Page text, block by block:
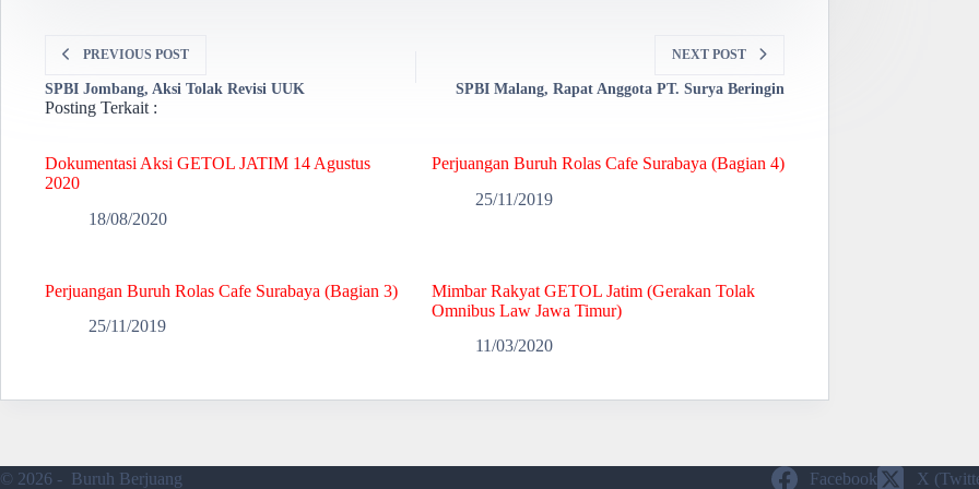
PREVIOUS POST
SPBI Jombang, Aksi Tolak Revisi UUK
NEXT POST
SPBI Malang, Rapat Anggota PT. Surya Beringin
Posting Terkait :
Dokumentasi Aksi GETOL JATIM 14 Agustus
2020
18/08/2020
Perjuangan Buruh Rolas Cafe Surabaya (Bagian 4)
25/11/2019
Perjuangan Buruh Rolas Cafe Surabaya (Bagian 3)
25/11/2019
Mimbar Rakyat GETOL Jatim (Gerakan Tolak
Omnibus Law Jawa Timur)
11/03/2020
© 2026 - Buruh Berjuang Facebook X